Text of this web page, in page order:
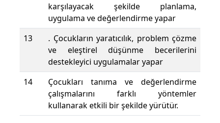
karşılayacak şekilde planlama,
uygulama ve değerlendirme yapar
13
. Çocukların yaratıcılık, problem çözme
ve eleştirel düşünme becerilerini
destekleyici uygulamalar yapar
14
Çocukları tanıma ve değerlendirme
çalışmalarını farklı yöntemler
kullanarak etkili bir şekilde yürütür.